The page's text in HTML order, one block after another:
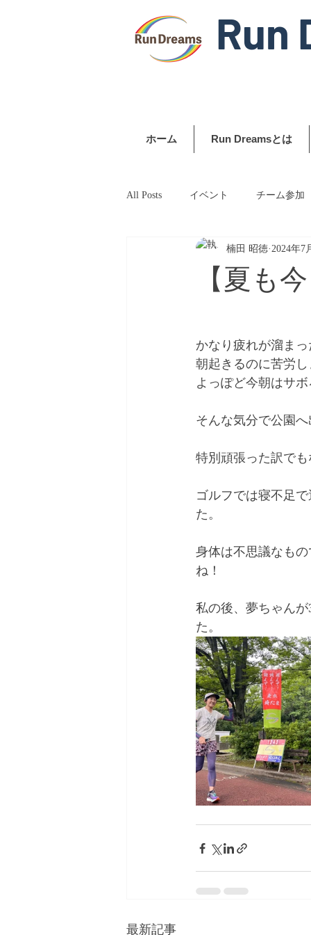
Run
ホーム Run Dreamsとは
All Posts イベント チーム参加
【夏も
楠田 昭徳 2024年7
かなり疲れが溜ま
朝起きるのに苦労
よっぽど今朝はサ
そんな気分で公園
特別頑張った訳で
ゴルフでは寝不足
た。
身体は不思議なも
ね！
私の後、夢ちゃん
た。
最新記事